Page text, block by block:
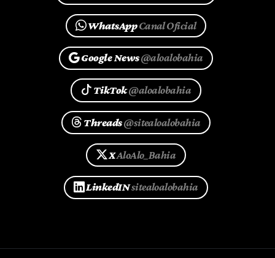
WhatsAppCanal Oficial
Google News@aloalobahia
TikTok@aloalobahia
Threads@sitealoalobahia
XAloAlo_Bahia
LinkedINsitealoalobahia